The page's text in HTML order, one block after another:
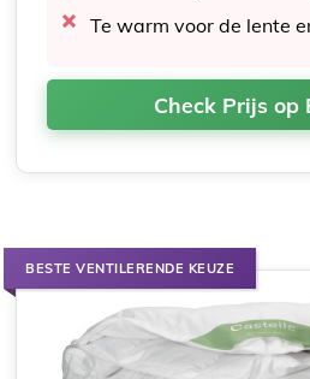
Te warm voor de lente
Check Prijs op
BESTE VENTILERENDE KEUZE